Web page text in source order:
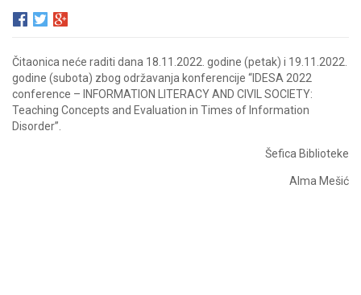
Čitaonica neće raditi dana 18.11.2022. godine (petak) i 19.11.2022.
godine (subota) zbog održavanja konferencije “ IDESA 2022
conference – INFORMATION LITERACY AND CIVIL SOCIETY:
Teaching Concepts and Evaluation in Times of Information
Disorder”.
Šefica Biblioteke
Alma Mešić